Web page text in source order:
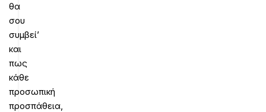
θα
σου
συμβεί’
και
πως
κάθε
προσωπική
προσπάθεια,